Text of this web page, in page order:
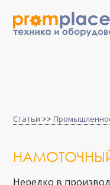
Статьи >>
Нередко в